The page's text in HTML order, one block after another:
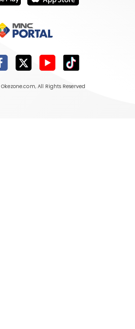
Okezone.com, All Rights Reserved